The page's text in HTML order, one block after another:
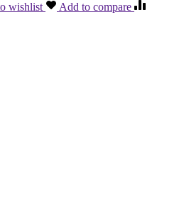
wishlist Add to compare